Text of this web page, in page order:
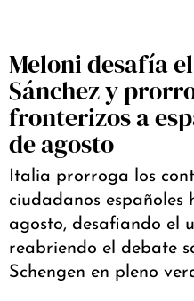
Meloni desafía
Sánchez y
fronterizos a
de agosto
Italia prorroga los
ciudadanos españoles
agosto, desafiando el
reabriendo el debate
Schengen en pleno